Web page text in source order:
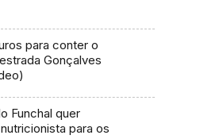
para conter o
Gonçalves
Funchal quer
para os